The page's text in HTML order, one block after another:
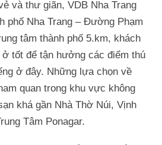
và thư giãn, VDB Nha Trang
phố Nha Trang – Đường Phạm
tâm thành phố 5.km, khách
tốt để tận hưởng các điểm thú
ở đây. Những lựa chọn về
quan trong khu vực không
khá gần Nhà Thờ Núi, Vịnh
Tâm Ponagar.